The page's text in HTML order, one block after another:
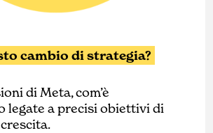
cambio di strategia?
di Meta, com’è
legate a precisi obiettivi di